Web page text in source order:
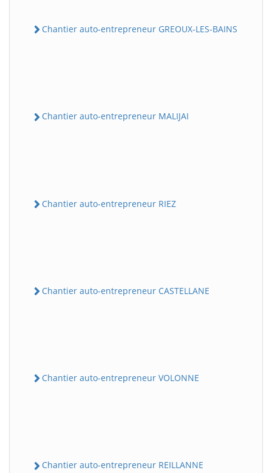
Chantier auto-entrepreneur GREOUX-LES-BAINS
Chantier auto-entrepreneur MALIJAI
Chantier auto-entrepreneur RIEZ
Chantier auto-entrepreneur CASTELLANE
Chantier auto-entrepreneur VOLONNE
Chantier auto-entrepreneur REILLANNE